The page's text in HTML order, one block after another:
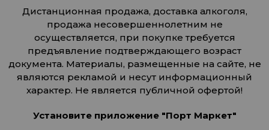
Дистанционная продажа, доставка алкоголя,
продажа несовершеннолетним не
осуществляется, при покупке требуется
предъявление подтверждающего возраст
документа. Материалы, размещенные на сайте, не
являются рекламой и несут информационный
характер. Не является публичной офертой!
Установите приложение "Порт Маркет"